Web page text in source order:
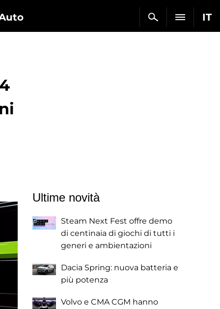
IT
Ultime novità
Steam Next Fest offre demo
di centinaia di giochi di tutti i
generi e ambientazioni
Dacia Spring: nuova batteria e
più potenza
Volvo e CMA CGM hanno